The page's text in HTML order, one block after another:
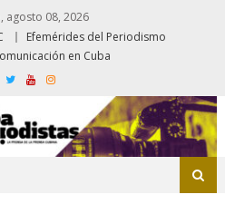
agosto 08, 2026
Efemérides del Periodismo
en Cuba